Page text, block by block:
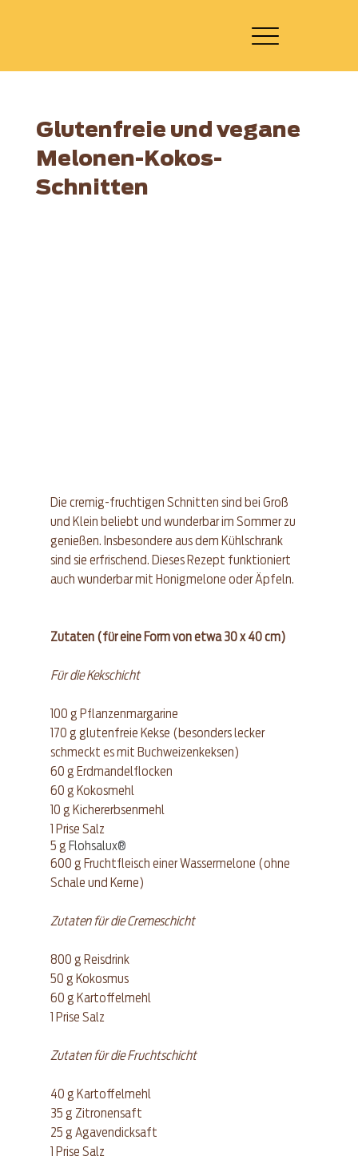
Glutenfreie und vegane
Melonen-Kokos-
Schnitten
Die cremig-fruchtigen Schnitten sind bei Groß
und Klein beliebt und wunderbar im Sommer zu
genießen. Insbesondere aus dem Kühlschrank
sind sie erfrischend. Dieses Rezept funktioniert
auch wunderbar mit Honigmelone oder Äpfeln.
Zutaten (für eine Form von etwa 30 x 40 cm)
Für die Kekschicht
100 g Pflanzenmargarine
170 g glutenfreie Kekse (besonders lecker
schmeckt es mit Buchweizenkeksen)
60 g Erdmandelflocken
60 g Kokosmehl
10 g Kichererbsenmehl
1 Prise Salz
5 g Flohsalux®
600 g Fruchtfleisch einer Wassermelone (ohne
Schale und Kerne)
Zutaten für die Cremeschicht
800 g Reisdrink
50 g Kokosmus
60 g Kartoffelmehl
1 Prise Salz
Zutaten für die Fruchtschicht
40 g Kartoffelmehl
35 g Zitronensaft
25 g Agavendicksaft
1 Prise Salz